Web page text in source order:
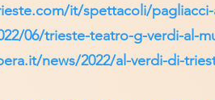
it/spettacoli/
06/trieste-teatro-g-verdi-al-
news/2022/al-verdi-di-